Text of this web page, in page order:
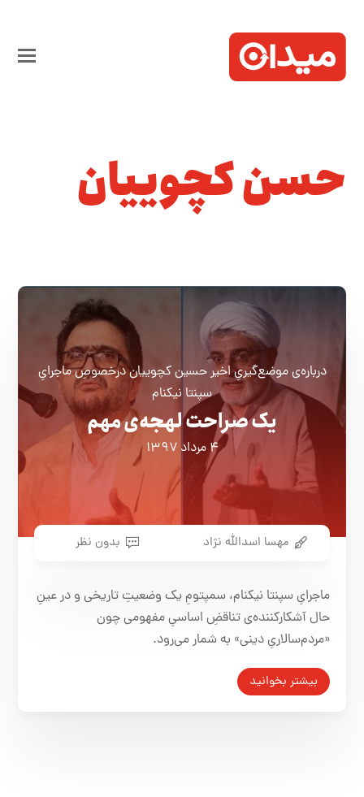
حسن کچوییان
درباره‌ی موضع‌گیریِ اخیر حسین کچوییان درخصوصِ ماجرایِ
سپنتا نیکنام
یک صراحت لهجه‌ی مهم
۴ مرداد ۱۳۹۷
مهسا اسدالله نژاد بدون نظر
ماجرایِ سپنتا نیکنام، سمپتومِ یک وضعیتِ تاریخی و در عینِ
حال آشکارکننده‌ی تناقضِ اساسیِ مفهومی چون
«مردم‌سالاریِ دینی» به شمار می‌رود.
بیشتر بخوانید